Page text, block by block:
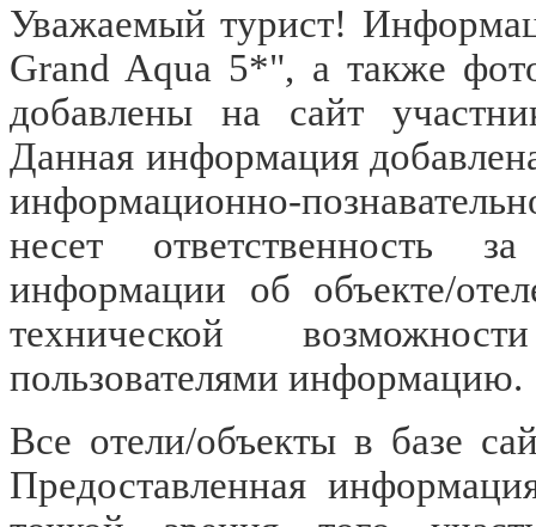
Уважаемый турист!
Grand Aqua 5*", а также
добавлены на сайт
Данная информация
информационно-
несет ответственность
информации об объекте/
технической
пользователями информацию.
Все отели/объекты в базе
Предоставленная